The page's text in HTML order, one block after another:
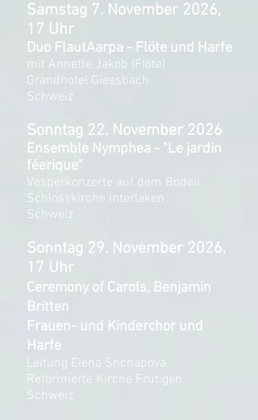
​Samstag 7. November 2026,
17 Uhr
Duo FlautAarpa - Flöte und Harfe
mit Annette Jakob (Flöte)
Grandhotel Giessbach
Schweiz
​Sonntag 22. November 2026
Ensemble Nymphea - "Le jardin
féerique"
Vesperkonzerte auf dem Bödeli
Schlosskirche Interlaken
Schweiz
Sonntag 29. November 2026,
17 Uhr
Ceremony of Carols, Benjamin
Britten
Frauen- und Kinderchor und
Harfe
Leitung Elena Shchapova
Reformierte Kirche Frutigen
Schweiz